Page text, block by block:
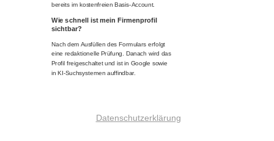
Datenschutzerklärung
bereits im kostenfreien Basis-Account.
Wie schnell ist mein Firmenprofil
sichtbar?
Nach dem Ausfüllen des Formulars erfolgt
eine redaktionelle Prüfung. Danach wird das
Profil freigeschaltet und ist in Google sowie
in KI-Suchsystemen auffindbar.